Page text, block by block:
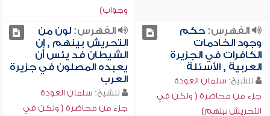
وجواب)
الفهرس:حكم
وجود الخادمات
الكافرات في الجزيرة
العربية , الأسئلة
للشيخ: سلمان العودة
جزء من محاضرة ( ولكن في
التحريش بينهم)
الفهرس:لون من
التحريش بينهم , إن
الشيطان فد يئس أن
يعبده المصلون في جزيرة
العرب
للشيخ: سلمان العودة
جزء من محاضرة ( ولكن في